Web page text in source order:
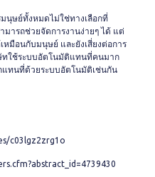
นุษย์ทั้งหมดไม่ใช่ทางเลือกที่
ารถช่วยจัดการงานง่ายๆ ได้ แต่
มือนกับมนุษย์ และยังเสี่ยงต่อการ
ทใช้ระบบอัตโนมัติแทนที่คนมาก
แทนที่ด้วยระบบอัตโนมัติเช่นกัน
c03lgz2zrg1o